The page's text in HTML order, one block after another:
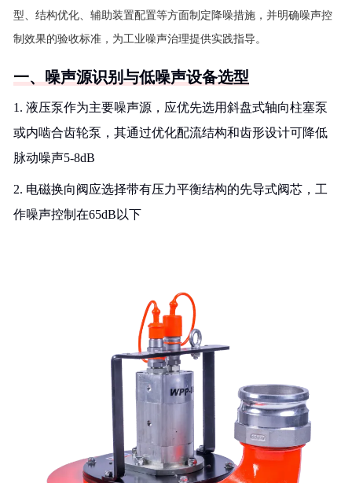
型、结构优化、辅助装置配置等方面制定降噪措施，并明确噪声控
制效果的验收标准，为工业噪声治理提供实践指导。
一、噪声源识别与低噪声设备选型
1. 液压泵作为主要噪声源，应优先选用斜盘式轴向柱塞泵
或内啮合齿轮泵，其通过优化配流结构和齿形设计可降低
脉动噪声5-8dB
2. 电磁换向阀应选择带有压力平衡结构的先导式阀芯，工
作噪声控制在65dB以下